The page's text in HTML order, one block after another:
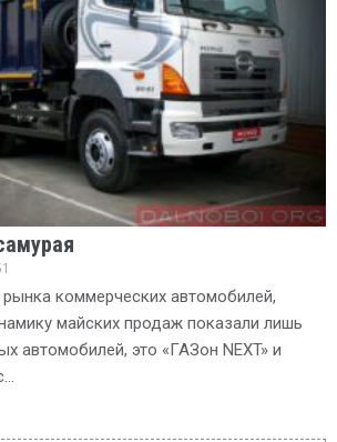
коммерческих автомобилей,
майских продаж показали лишь
автомобилей, это «ГАЗон NEXT» и